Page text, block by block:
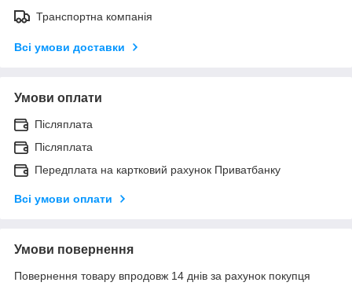
Транспортна компанія
Всі умови доставки
Умови оплати
Післяплата
Післяплата
Передплата на картковий рахунок Приватбанку
Всі умови оплати
Умови повернення
Повернення товару впродовж 14 днів за рахунок покупця